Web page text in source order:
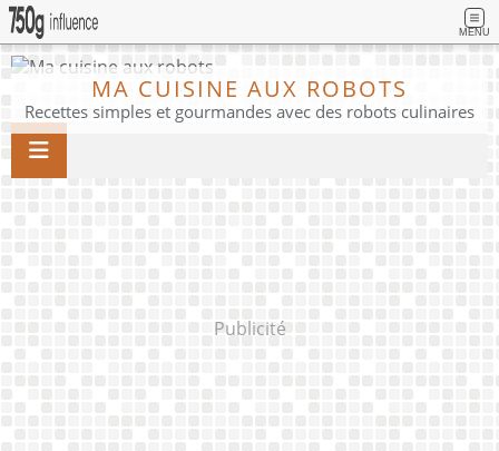
MENU
MA CUISINE AUX ROBOTS
Recettes simples et gourmandes avec des robots culinaires
Publicité